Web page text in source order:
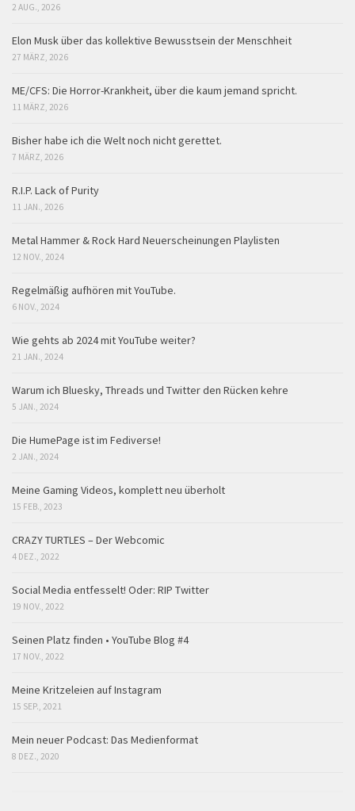
2 AUG., 2026
Elon Musk über das kollektive Bewusstsein der Menschheit
27 MÄRZ, 2026
ME/CFS: Die Horror-Krankheit, über die kaum jemand spricht.
11 MÄRZ, 2026
Bisher habe ich die Welt noch nicht gerettet.
7 MÄRZ, 2026
R.I.P. Lack of Purity
11 JAN., 2026
Metal Hammer & Rock Hard Neuerscheinungen Playlisten
12 NOV., 2024
Regelmäßig aufhören mit YouTube.
6 NOV., 2024
Wie gehts ab 2024 mit YouTube weiter?
21 JAN., 2024
Warum ich Bluesky, Threads und Twitter den Rücken kehre
5 JAN., 2024
Die HumePage ist im Fediverse!
2 JAN., 2024
Meine Gaming Videos, komplett neu überholt
15 FEB., 2023
CRAZY TURTLES – Der Webcomic
4 DEZ., 2022
Social Media entfesselt! Oder: RIP Twitter
19 NOV., 2022
Seinen Platz finden • YouTube Blog #4
17 NOV., 2022
Meine Kritzeleien auf Instagram
15 SEP., 2021
Mein neuer Podcast: Das Medienformat
8 DEZ., 2020